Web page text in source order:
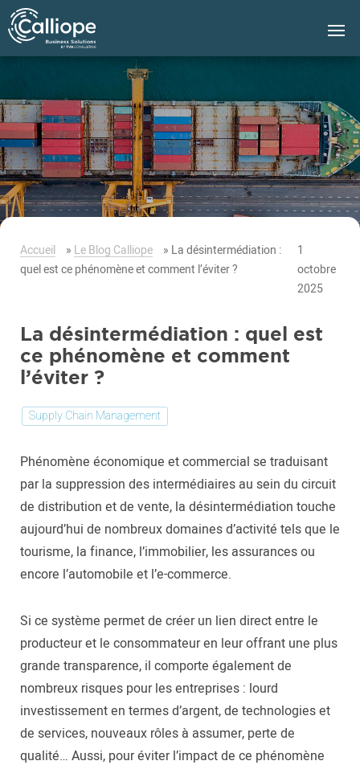
Groupe
Accueil » Le Blog Calliope » La désintermédiation :
quel est ce phénomène et comment l’éviter ?
1
octobre
2025
La désintermédiation : quel est
ce phénomène et comment
l’éviter ?
Supply Chain Management
Phénomène économique et commercial se traduisant
par la suppression des intermédiaires au sein du circuit
de distribution et de vente, la désintermédiation touche
aujourd’hui de nombreux domaines d’activité tels que le
tourisme, la finance, l’immobilier, les assurances ou
encore l’automobile et l’e-commerce.
Si ce système permet de créer un lien direct entre le
producteur et le consommateur en leur offrant une plus
grande transparence, il comporte également de
nombreux risques pour les entreprises : lourd
investissement en termes d’argent, de technologies et
de services, nouveaux rôles à assumer, perte de
qualité… Aussi, pour éviter l’impact de ce phénomène